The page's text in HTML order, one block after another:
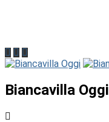
Biancavilla Oggi